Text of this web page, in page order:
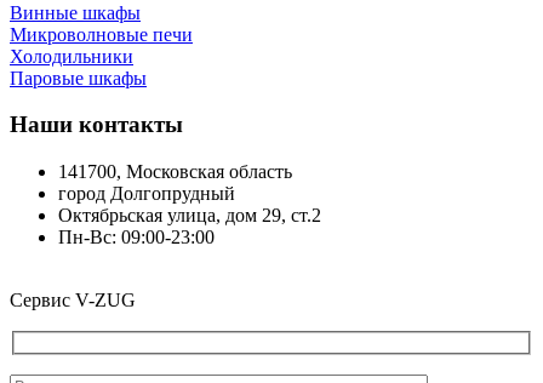
Винные шкафы
Микроволновые печи
Холодильники
Паровые шкафы
Наши контакты
141700, Московская область
город Долгопрудный
Октябрьская улица, дом 29, ст.2
Пн-Вс: 09:00-23:00
Сервис V-ZUG